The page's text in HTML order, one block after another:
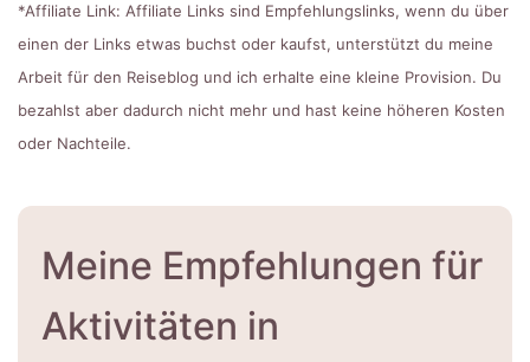
*Affiliate Link: Affiliate Links sind Empfehlungslinks, wenn du über
einen der Links etwas buchst oder kaufst, unterstützt du meine
Arbeit für den Reiseblog und ich erhalte eine kleine Provision. Du
bezahlst aber dadurch nicht mehr und hast keine höheren Kosten
oder Nachteile.
Meine Empfehlungen für
Aktivitäten in